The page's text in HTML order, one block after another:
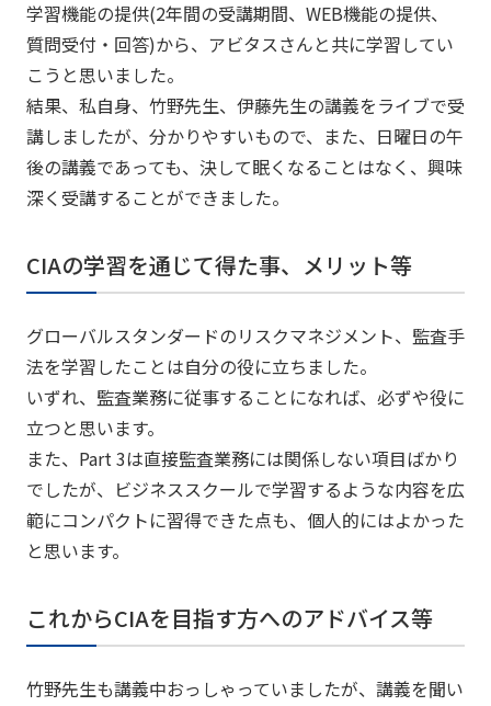
学習機能の提供(2年間の受講期間、WEB機能の提供、
質問受付・回答)から、アビタスさんと共に学習してい
こうと思いました。
結果、私自身、竹野先生、伊藤先生の講義をライブで受
講しましたが、分かりやすいもので、また、日曜日の午
後の講義であっても、決して眠くなることはなく、興味
深く受講することができました。
CIAの学習を通じて得た事、メリット等
グローバルスタンダードのリスクマネジメント、監査手
法を学習したことは自分の役に立ちました。
いずれ、監査業務に従事することになれば、必ずや役に
立つと思います。
また、Part 3は直接監査業務には関係しない項目ばかり
でしたが、ビジネススクールで学習するような内容を広
範にコンパクトに習得できた点も、個人的にはよかった
と思います。
これからCIAを目指す方へのアドバイス等
竹野先生も講義中おっしゃっていましたが、講義を聞い